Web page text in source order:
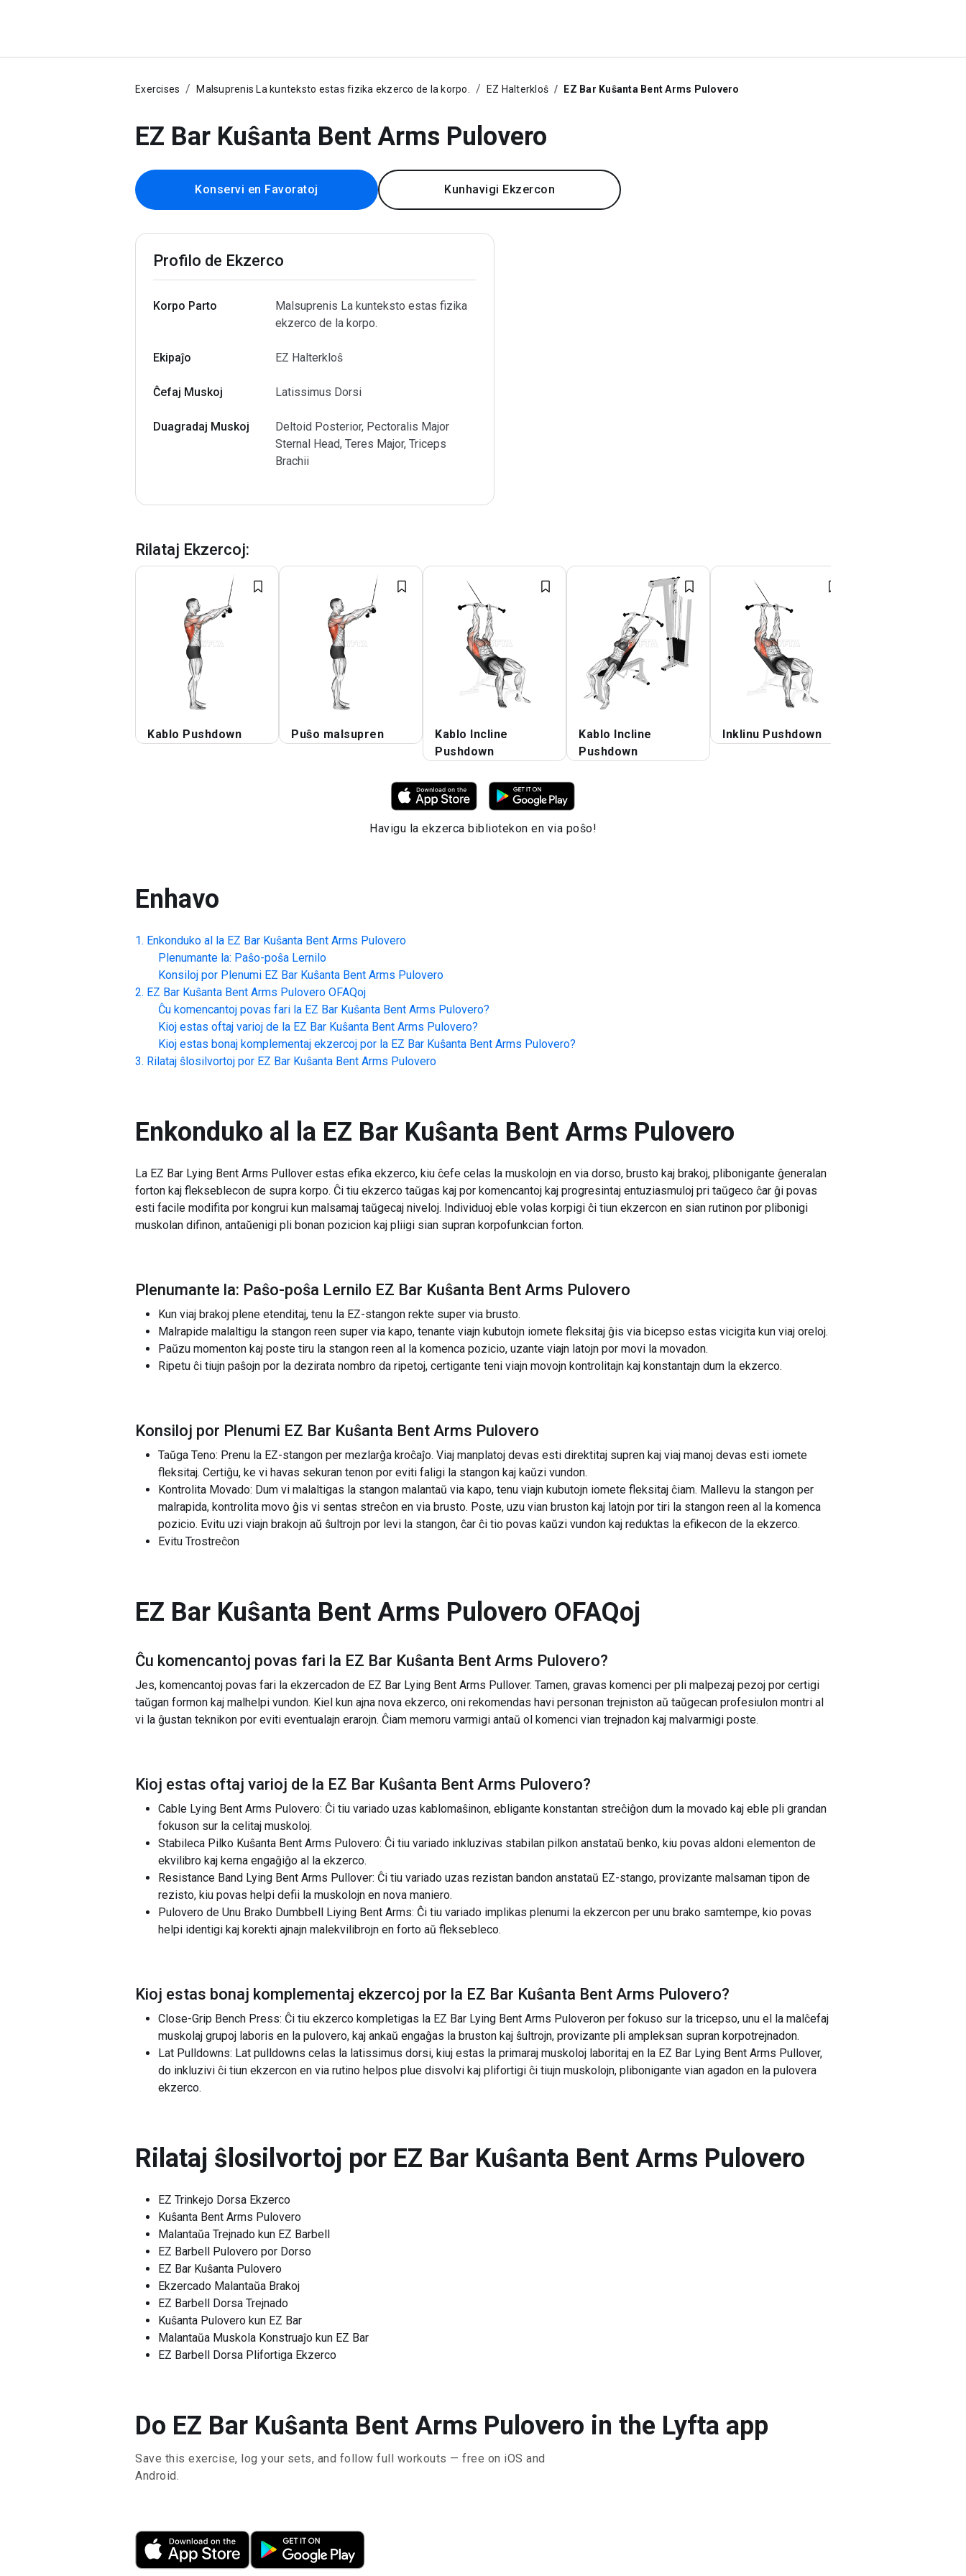
Exercises Malsuprenis La kunteksto estas fizika ekzerco de la korpo. EZ Halterkloŝ EZ Bar Kuŝanta Bent Arms Pulovero
EZ Bar Kuŝanta Bent Arms Pulovero
Konservi en Favoratoj Kunhavigi Ekzercon
Profilo de Ekzerco
Korpo Parto
Malsuprenis La kunteksto estas fizika
ekzerco de la korpo.
Ekipaĵo EZ Halterkloŝ
Ĉefaj Muskoj Latissimus Dorsi
Duagradaj Muskoj
Deltoid Posterior, Pectoralis Major
Sternal Head, Teres Major, Triceps
Brachii
Rilataj Ekzercoj:
Kablo Pushdown Puŝo malsupren
Kablo Incline
Pushdown
Kablo Incline
Pushdown
Inklinu Pushdown
Havigu la ekzerca bibliotekon en via poŝo!
Enhavo
Enkonduko al la EZ Bar Kuŝanta Bent Arms Pulovero
Plenumante la: Paŝo-poŝa Lernilo
Konsiloj por Plenumi EZ Bar Kuŝanta Bent Arms Pulovero
EZ Bar Kuŝanta Bent Arms Pulovero OFAQoj
Ĉu komencantoj povas fari la EZ Bar Kuŝanta Bent Arms Pulovero?
Kioj estas oftaj varioj de la EZ Bar Kuŝanta Bent Arms Pulovero?
Kioj estas bonaj komplementaj ekzercoj por la EZ Bar Kuŝanta Bent Arms Pulovero?
Rilataj ŝlosilvortoj por EZ Bar Kuŝanta Bent Arms Pulovero
Enkonduko al la EZ Bar Kuŝanta Bent Arms Pulovero
La EZ Bar Lying Bent Arms Pullover estas efika ekzerco, kiu ĉefe celas la muskolojn en via dorso, brusto kaj brakoj, plibonigante ĝeneralan
forton kaj flekseblecon de supra korpo. Ĉi tiu ekzerco taŭgas kaj por komencantoj kaj progresintaj entuziasmuloj pri taŭgeco ĉar ĝi povas
esti facile modifita por kongrui kun malsamaj taŭgecaj niveloj. Individuoj eble volas korpigi ĉi tiun ekzercon en sian rutinon por plibonigi
muskolan difinon, antaŭenigi pli bonan pozicion kaj pliigi sian supran korpofunkcian forton.
Plenumante la: Paŝo-poŝa Lernilo EZ Bar Kuŝanta Bent Arms Pulovero
Kun viaj brakoj plene etenditaj, tenu la EZ-stangon rekte super via brusto.
Malrapide malaltigu la stangon reen super via kapo, tenante viajn kubutojn iomete fleksitaj ĝis via bicepso estas vicigita kun viaj oreloj.
Paŭzu momenton kaj poste tiru la stangon reen al la komenca pozicio, uzante viajn latojn por movi la movadon.
Ripetu ĉi tiujn paŝojn por la dezirata nombro da ripetoj, certigante teni viajn movojn kontrolitajn kaj konstantajn dum la ekzerco.
Konsiloj por Plenumi EZ Bar Kuŝanta Bent Arms Pulovero
Taŭga Teno: Prenu la EZ-stangon per mezlarĝa kroĉaĵo. Viaj manplatoj devas esti direktitaj supren kaj viaj manoj devas esti iomete
fleksitaj. Certiĝu, ke vi havas sekuran tenon por eviti faligi la stangon kaj kaŭzi vundon.
Kontrolita Movado: Dum vi malaltigas la stangon malantaŭ via kapo, tenu viajn kubutojn iomete fleksitaj ĉiam. Mallevu la stangon per
malrapida, kontrolita movo ĝis vi sentas streĉon en via brusto. Poste, uzu vian bruston kaj latojn por tiri la stangon reen al la komenca
pozicio. Evitu uzi viajn brakojn aŭ ŝultrojn por levi la stangon, ĉar ĉi tio povas kaŭzi vundon kaj reduktas la efikecon de la ekzerco.
Evitu Trostreĉon
EZ Bar Kuŝanta Bent Arms Pulovero OFAQoj
Ĉu komencantoj povas fari la EZ Bar Kuŝanta Bent Arms Pulovero?
Jes, komencantoj povas fari la ekzercadon de EZ Bar Lying Bent Arms Pullover. Tamen, gravas komenci per pli malpezaj pezoj por certigi
taŭgan formon kaj malhelpi vundon. Kiel kun ajna nova ekzerco, oni rekomendas havi personan trejniston aŭ taŭgecan profesiulon montri al
vi la ĝustan teknikon por eviti eventualajn erarojn. Ĉiam memoru varmigi antaŭ ol komenci vian trejnadon kaj malvarmigi poste.
Kioj estas oftaj varioj de la EZ Bar Kuŝanta Bent Arms Pulovero?
Cable Lying Bent Arms Pulovero: Ĉi tiu variado uzas kablomaŝinon, ebligante konstantan streĉiĝon dum la movado kaj eble pli grandan
fokuson sur la celitaj muskoloj.
Stabileca Pilko Kuŝanta Bent Arms Pulovero: Ĉi tiu variado inkluzivas stabilan pilkon anstataŭ benko, kiu povas aldoni elementon de
ekvilibro kaj kerna engaĝiĝo al la ekzerco.
Resistance Band Lying Bent Arms Pullover: Ĉi tiu variado uzas rezistan bandon anstataŭ EZ-stango, provizante malsaman tipon de
rezisto, kiu povas helpi defii la muskolojn en nova maniero.
Pulovero de Unu Brako Dumbbell Liying Bent Arms: Ĉi tiu variado implikas plenumi la ekzercon per unu brako samtempe, kio povas
helpi identigi kaj korekti ajnajn malekvilibrojn en forto aŭ fleksebleco.
Kioj estas bonaj komplementaj ekzercoj por la EZ Bar Kuŝanta Bent Arms Pulovero?
Close-Grip Bench Press: Ĉi tiu ekzerco kompletigas la EZ Bar Lying Bent Arms Puloveron per fokuso sur la tricepso, unu el la malĉefaj
muskolaj grupoj laboris en la pulovero, kaj ankaŭ engaĝas la bruston kaj ŝultrojn, provizante pli ampleksan supran korpotrejnadon.
Lat Pulldowns: Lat pulldowns celas la latissimus dorsi, kiuj estas la primaraj muskoloj laboritaj en la EZ Bar Lying Bent Arms Pullover,
do inkluzivi ĉi tiun ekzercon en via rutino helpos plue disvolvi kaj plifortigi ĉi tiujn muskolojn, plibonigante vian agadon en la pulovera
ekzerco.
Rilataj ŝlosilvortoj por EZ Bar Kuŝanta Bent Arms Pulovero
EZ Trinkejo Dorsa Ekzerco
Kuŝanta Bent Arms Pulovero
Malantaŭa Trejnado kun EZ Barbell
EZ Barbell Pulovero por Dorso
EZ Bar Kuŝanta Pulovero
Ekzercado Malantaŭa Brakoj
EZ Barbell Dorsa Trejnado
Kuŝanta Pulovero kun EZ Bar
Malantaŭa Muskola Konstruaĵo kun EZ Bar
EZ Barbell Dorsa Plifortiga Ekzerco
Do EZ Bar Kuŝanta Bent Arms Pulovero in the Lyfta app
Save this exercise, log your sets, and follow full workouts — free on iOS and
Android.